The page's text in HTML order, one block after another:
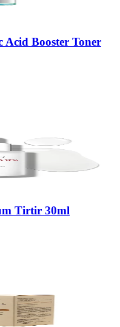
Booster Toner
Tirtir 30ml